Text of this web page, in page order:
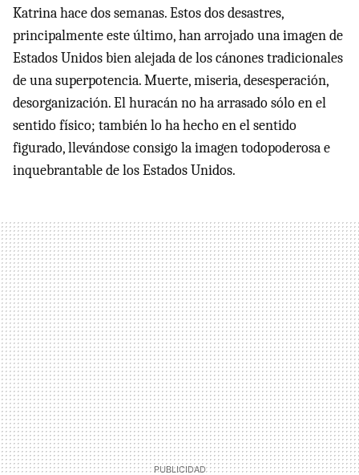
Katrina hace dos semanas. Estos dos desastres,
principalmente este último, han arrojado una imagen de
Estados Unidos bien alejada de los cánones tradicionales
de una superpotencia. Muerte, miseria, desesperación,
desorganización. El huracán no ha arrasado sólo en el
sentido físico; también lo ha hecho en el sentido
figurado, llevándose consigo la imagen todopoderosa e
inquebrantable de los Estados Unidos.